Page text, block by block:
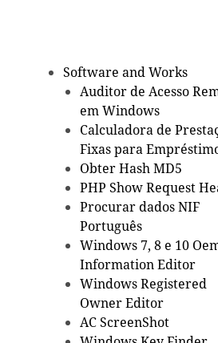
Software and Works
Auditor de Acesso
em Windows
Calculadora de
Fixas para
Obter Hash MD5
PHP Show Request
Procurar dados NIF
Português
Windows 7, 8 e 10
Information Editor
Windows Registered
Owner Editor
AC ScreenShot